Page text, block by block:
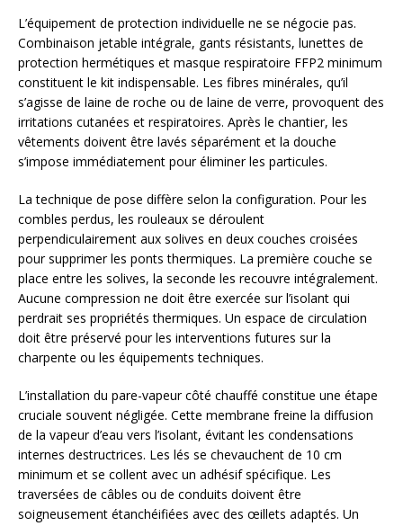
L’équipement de protection individuelle ne se négocie pas.
Combinaison jetable intégrale, gants résistants, lunettes de
protection hermétiques et masque respiratoire FFP2 minimum
constituent le kit indispensable. Les fibres minérales, qu’il
s’agisse de laine de roche ou de laine de verre, provoquent des
irritations cutanées et respiratoires. Après le chantier, les
vêtements doivent être lavés séparément et la douche
s’impose immédiatement pour éliminer les particules.
La technique de pose diffère selon la configuration. Pour les
combles perdus, les rouleaux se déroulent
perpendiculairement aux solives en deux couches croisées
pour supprimer les ponts thermiques. La première couche se
place entre les solives, la seconde les recouvre intégralement.
Aucune compression ne doit être exercée sur l’isolant qui
perdrait ses propriétés thermiques. Un espace de circulation
doit être préservé pour les interventions futures sur la
charpente ou les équipements techniques.
L’installation du pare-vapeur côté chauffé constitue une étape
cruciale souvent négligée. Cette membrane freine la diffusion
de la vapeur d’eau vers l’isolant, évitant les condensations
internes destructrices. Les lés se chevauchent de 10 cm
minimum et se collent avec un adhésif spécifique. Les
traversées de câbles ou de conduits doivent être
soigneusement étanchéifiées avec des œillets adaptés. Un